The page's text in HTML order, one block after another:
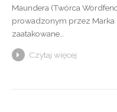
Maundera (Twórca
prowadzonym przez Marka
zaatakowane…
Czytaj więcej